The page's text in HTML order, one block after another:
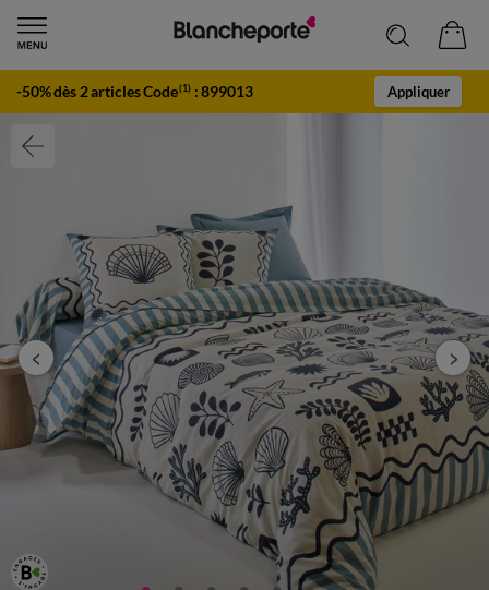
-50% dès 2 articles Code(1) :899013 Appliquer